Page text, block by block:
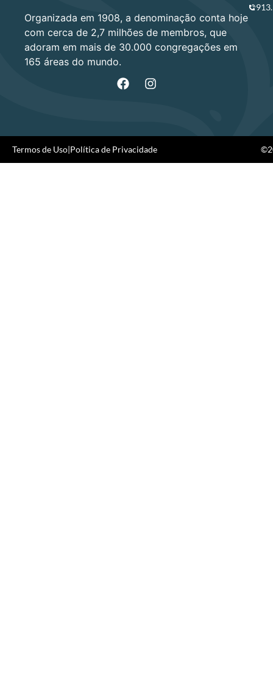
Organizada em 1908, a denominação conta hoje
com cerca de 2,7 milhões de membros, que
adoram em mais de 30.000 congregações em
165 áreas do mundo.
Termos de Uso|Política de Privacidade